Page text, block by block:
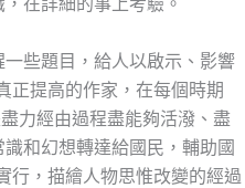
些題目，給人以啟示、影響
正提高的作家，在每個時期
力經由過程盡能夠活潑、盡
和幻想轉達給國民，輔助國
行，描繪人物思惟改變的經過